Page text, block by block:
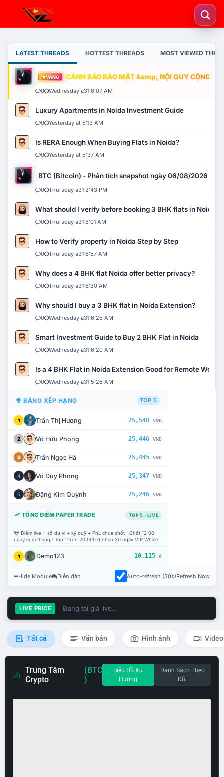
LATEST THREADS HOTTEST THREADS MOST VIEWED
VÀNG CẢNH BÁO BẢO MẬT &amp; NỘI QUY CỘNG
0 Wednesday a31 6:07 AM
Luxury Apartments in Noida Investment Guide
0 Yesterday at 6:13 AM
Is RERA Enough When Buying Flats in Noida?
0 Yesterday at 5:37 AM
BTC (Bitcoin) - Phân tích snapshot ngày 06/08/2026
0 Thursday a31 2:43 PM
What should I verify before booking 3 BHK flats in Noida?
0 Thursday a31 8:01 AM
How to Verify property in Noida Step by Step
0 Thursday a31 6:57 AM
Why does a 4 BHK flat Noida offer better privacy?
0 Thursday a31 6:30 AM
Why should I buy a 3 BHK flat in Noida Extension?
0 Wednesday a31 6:25 AM
Smart Investment Guide to Buy 2 BHK Flat in Noida
0 Wednesday a31 6:20 AM
Is a 4 BHK Flat in Noida Extension Good for Remote Work?
0 Wednesday a31 5:26 AM
BẢNG XẾP HẠNG TOP 5
1 Trần Thị Hương 25,548 VNĐ
2 Võ Hữu Phong 25,446 VNĐ
3 Trần Ngọc Hà 25,445 VNĐ
4 Võ Duy Phong 25,347 VNĐ
5 Đặng Kim Quỳnh 25,246 VNĐ
TỔNG ĐIỂM PAPER TRADE TOP 5 · LIVE
Điểm live = số dư ví + ký quỹ + PnL chưa chốt · Chốt 12:00
ngày cuối tháng · Top 1 trên 20.000 đ nhận 30 ngày VIP Whale.
1 Demo123 10.115 đ
Hide Module Diễn đàn Auto-refresh (30s)Refresh Now
LIVE PRICE Đang tải giá live...
Tất cả Văn bản Hình ảnh Video
Trung Tâm
Crypto
(BTC
)
Biểu Đồ Xu
Hướng
Danh Sách Theo
Dõi